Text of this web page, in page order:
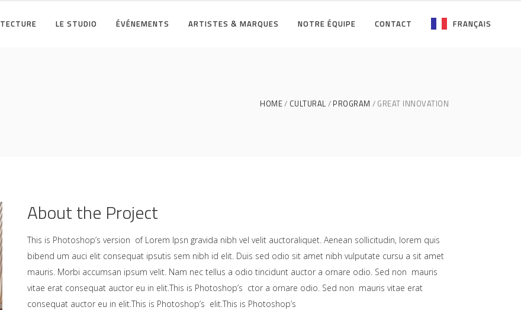
LE STUDIO ÉVÉNEMENTS ARTISTES & MARQUES NOTRE ÉQUIPE CONTACT FRANÇAIS
HOME CULTURAL PROGRAM GREAT INNOVATION
About the Project
This is Photoshop’s version of Lorem Ipsn gravida nibh vel velit auctoraliquet. Aenean sollicitudin, lorem quis
bibend um auci elit consequat ipsutis sem nibh id elit. Duis sed odio sit amet nibh vulputate cursu a sit amet
mauris. Morbi accumsan ipsum velit. Nam nec tellus a odio tincidunt auctor a ornare odio. Sed non mauris
vitae erat consequat auctor eu in elit.This is Photoshop’s ctor a ornare odio. Sed non mauris vitae erat
consequat auctor eu in elit.This is Photoshop’s elit.This is Photoshop’s